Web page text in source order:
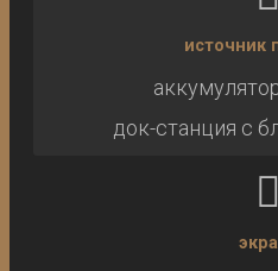
источник
док-станция с